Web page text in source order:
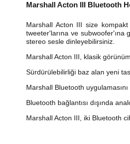
Marshall Acton III Bluetooth
Marshall Acton III size
tweeter'larına ve subwoofer'ına
stereo sesle dinleyebilirsiniz.
Marshall Acton III, klasik
Sürdürülebilirliği baz alan yeni
Marshall Bluetooth
Bluetooth bağlantısı dışında
Marshall Acton III, iki Bluetooth